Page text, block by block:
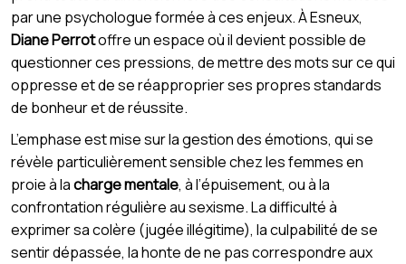
par une psychologue formée à ces enjeux. À Esneux,
Diane Perrotoffre un espace où il devient possible de
questionner ces pressions, de mettre des mots sur ce qui
oppresse et de se réapproprier ses propres standards
de bonheur et de réussite.
L’emphase est mise sur la gestion des émotions, qui se
révèle particulièrement sensible chez les femmes en
proie à lacharge mentale, à l’épuisement, ou à la
confrontation régulière au sexisme. La difficulté à
exprimer sa colère (jugée illégitime), la culpabilité de se
sentir dépassée, la honte de ne pas correspondre aux